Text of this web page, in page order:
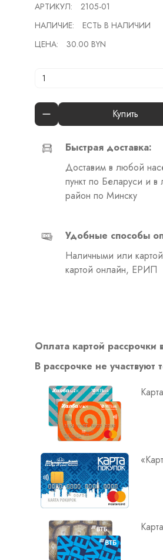
АРТИКУЛ:
2105-01
НАЛИЧИЕ:
ЕСТЬ В НАЛИЧИИ
ЦЕНА:
30.00 BYN
Купить
Быстрая доставка:
Доставим в любой
пункт по Беларуси и
район по Минску
Удобные способы
Наличными или
картой онлайн, ЕРИП
Оплата картой рассрочки
В рассрочке не